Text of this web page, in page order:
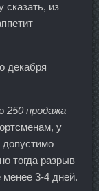
сказать, из
декабря
250 продажа
у
допустимо
тогда разрыв
3-4 дней.